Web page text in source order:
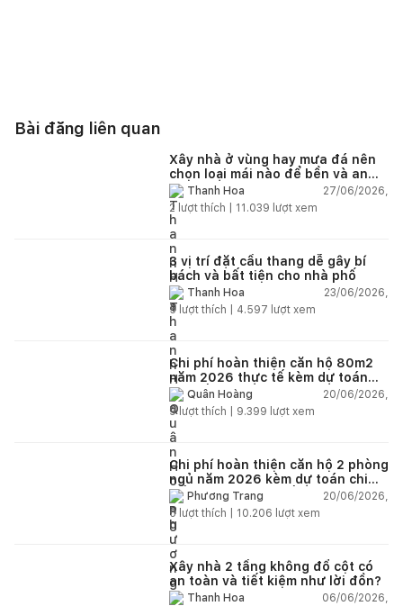
Bài đăng liên quan
Xây nhà ở vùng hay mưa đá nên
chọn loại mái nào để bền và an
toàn?Thanh Hoa
27/06/2026,
2 lượt thích | 11.039 lượt xem
3 vị trí đặt cầu thang dễ gây bí
bách và bất tiện cho nhà phố
Thanh Hoa
23/06/2026,
5 lượt thích | 4.597 lượt xem
Chi phí hoàn thiện căn hộ 80m2
năm 2026 thực tế kèm dự toán
chi tiết từng hạng mục
Quân Hoàng
20/06/2026,
9lượt thích | 9.399 lượt xem
Chi phí hoàn thiện căn hộ 2 phòng
ngủ năm 2026 kèm dự toán chi
tiết và ví dụ thực tế
Phương Trang
20/06/2026,
5 lượt thích | 10.206 lượt xem
Xây nhà 2 tầng không đổ cột có
an toàn và tiết kiệm như lời đồn?
Thanh Hoa
06/06/2026,